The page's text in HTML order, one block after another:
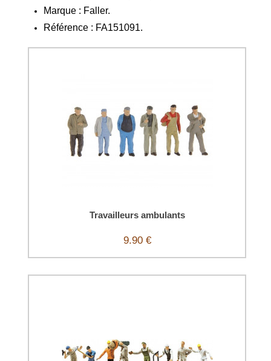
Marque : Faller.
Référence : FA151091.
Travailleurs ambulants
9.90 €